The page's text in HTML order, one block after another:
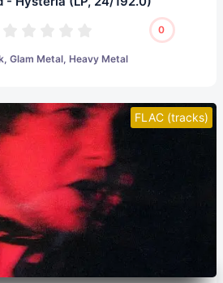
0
Glam Metal, Heavy Metal
FLAC (tracks)